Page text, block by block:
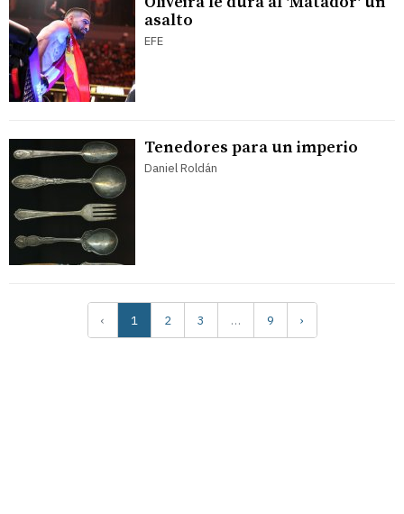
asalto
EFE
Tenedores para un imperio
Daniel Roldán
‹ 1 2 3 … 9 ›